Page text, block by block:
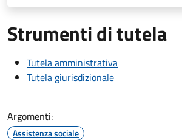
Strumenti di tutela
Tutela amministrativa
Tutela giurisdizionale
Argomenti:
Assistenza sociale